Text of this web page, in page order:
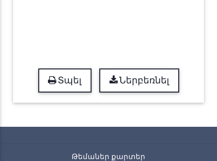
Տպել Ներբեռնել
Թեմաներ քարտեր